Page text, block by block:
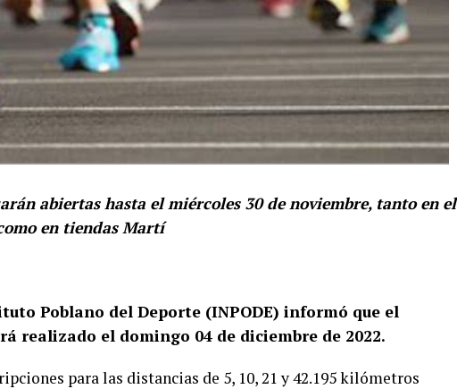
abiertas hasta el miércoles 30 de noviembre, tanto en el
en tiendas Martí
Poblano del Deporte (INPODE) informó que el
realizado el domingo 04 de diciembre de 2022.
para las distancias de 5, 10, 21 y 42.195 kilómetros